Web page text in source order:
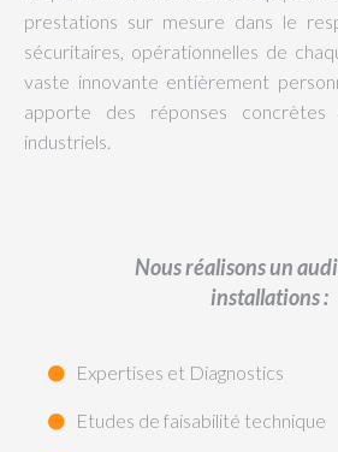
prestations sur mesure dans le
sécuritaires, opérationnelles de
vaste innovante entièrement
apporte des réponses concrètes
industriels.
Nous réalisons un
installations :
Expertises et Diagnostics
Etudes de faisabilité technique